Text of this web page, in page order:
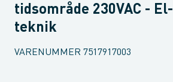
tidsområde 230VAC - El-
teknik
VARENUMMER 7517917003